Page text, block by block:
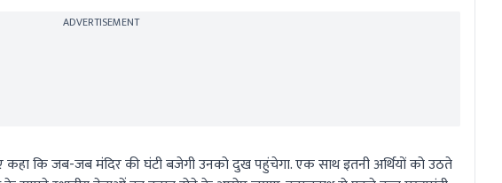
ADVERTISEMENT
कि जब-जब मंदिर की घंटी बजेगी उनको दुख पहुंचेगा. एक साथ इतनी अर्थियों को उठते